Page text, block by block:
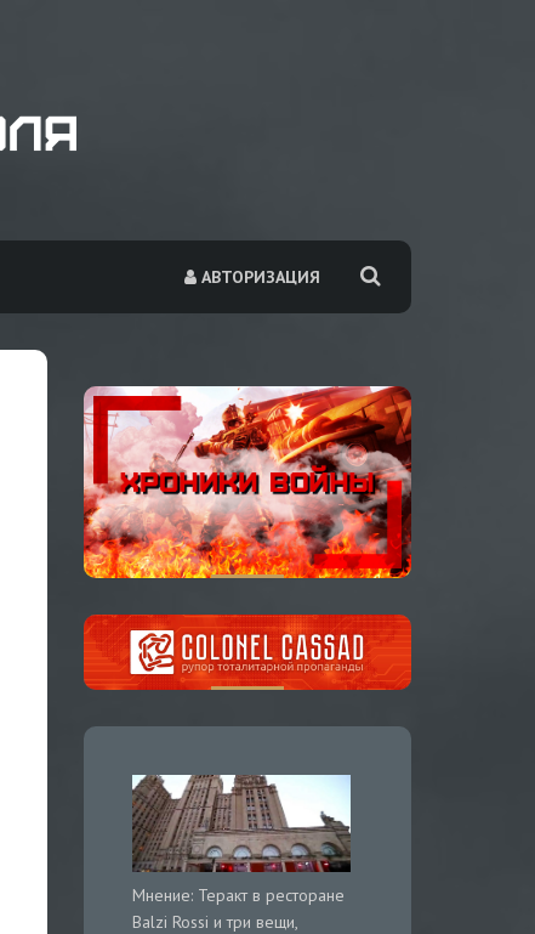
АВТОРИЗАЦИЯ
Мнение: Теракт в ресторане
Balzi Rossi и три вещи,